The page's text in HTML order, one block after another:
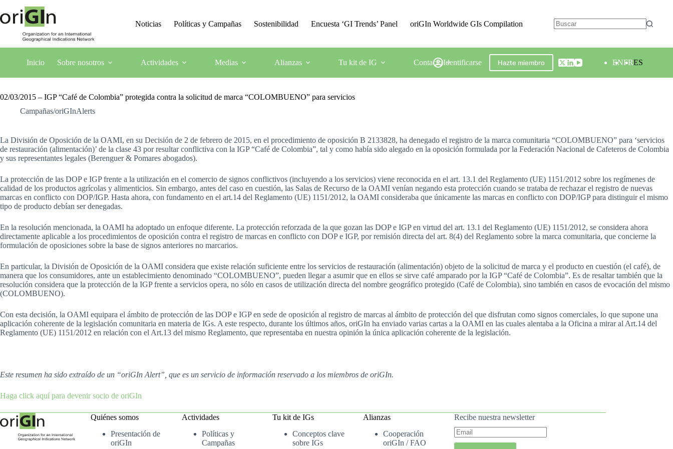
Noticias Políticas y Campañas Sostenibilidad Encuesta ‘GI Trends’ Panel oriGIn Worldwide GIs Compilation
Inicio Sobre nosotros Actividades Medias Alianzas Tu kit de IG ContactoIdentificarse Hazte miembro ENFRES
02/03/2015 – IGP “Café de Colombia” protegida contra la solicitud de marca “COLOMBUENO” para servicios
Campañas/oriGInAlerts
La División de Oposición de la OAMI, en su Decisión de 2 de febrero de 2015, en el procedimiento de oposición B 2133828, ha denegado el registro de la marca comunitaria “COLOMBUENO” para ‘servicios
de restauración (alimentación)’ de la clase 43 por resultar conflictiva con la IGP “Café de Colombia”, tal y como había sido alegado en la oposición formulada por la Federación Nacional de Cafeteros de Colombia
y sus representantes legales (Berenguer & Pomares abogados).
La protección de las DOP e IGP frente a la utilización en el comercio de signos conflictivos (incluyendo a los servicios) viene reconocida en el art. 13.1 del Reglamento (UE) 1151/2012 sobre los regímenes de
calidad de los productos agrícolas y alimenticios. Sin embargo, antes del caso en cuestión, las Salas de Recurso de la OAMI venían negando esta protección cuando se trataba de rechazar el registro de nuevas
marcas en conflicto con DOP/IGP. Hasta ahora, con fundamento en el art.14 del Reglamento (UE) 1151/2012, la OAMI consideraba que únicamente las marcas en conflicto con DOP/IGP para distinguir el mismo
tipo de producto debían ser denegadas.
En la resolución mencionada, la OAMI ha adoptado un enfoque diferente. La protección reforzada de la que gozan las DOP e IGP en virtud del art. 13.1 del Reglamento (UE) 1151/2012, se considera ahora
directamente aplicable a los procedimientos de oposición contra el registro de marcas en conflicto con DOP e IGP, por remisión directa del art. 8(4) del Reglamento sobre la marca comunitaria, que concierne la
formulación de oposiciones sobre la base de signos anteriores no marcarios.
En particular, la División de Oposición de la OAMI considera que existe relación suficiente entre los servicios de restauración (alimentación) objeto de la solicitud de marca y el producto en cuestión (el café), de
manera que los consumidores, ante un establecimiento denominado “COLOMBUENO”, pueden llegar a asumir que en ellos se sirve café amparado por la IGP “Café de Colombia”. Es de resaltar también que la
resolución considera que la protección de la IGP frente a servicios opera, no sólo en casos de utilización directa del nombre geográfico protegido (Café de Colombia), sino también en casos de evocación del mismo
(COLOMBUENO).
Con esta decisión, la OAMI equipara el ámbito de protección de las DOP e IGP en sede de oposición al registro de marcas al ámbito de protección del que disfrutan como signos comerciales, lo que supone una
aplicación coherente de la legislación comunitaria en materia de IGs. A este respecto, durante los últimos años, oriGIn ha enviado varias cartas a la OAMI en las cuales alentaba a la Oficina a mirar al Art.14 del
Reglamento (UE) 1151/2012 en relación con el Art.13 del mismo Reglamento, que representaba en nuestra opinión la única aplicación coherente de la legislación.
Este resumen ha sido extraído de un “oriGIn Alert”, que es un servicio de información reservado a los miembros de oriGIn.
Haga click aquí para devenir socio de oriGIn
Quiénes somos
Presentación de
oriGIn
Actividades
Políticas y
Campañas
Tu kit de IGs
Conceptos clave
sobre IGs
Alianzas
Cooperación
oriGIn / FAO
Recibe nuestra newsletter